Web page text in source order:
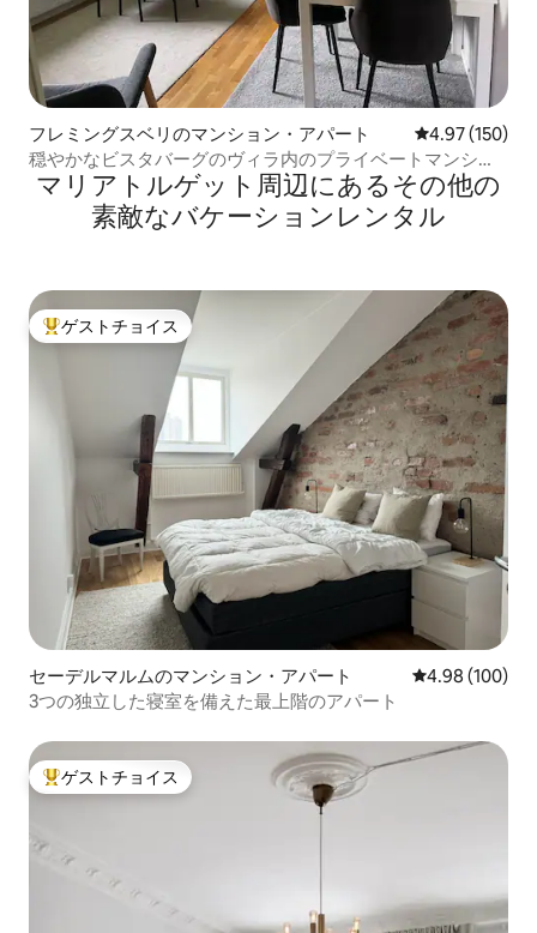
フレミングスベリのマンション・アパート レビュー150
4.97 (150)
穏やかなビスタバーグのヴィラ内のプライベートマンショ
ン
マリアトルゲット⁠周⁠辺⁠に⁠あ⁠るそ⁠の⁠他⁠の
素⁠敵⁠なバ⁠ケ⁠ー⁠シ⁠ョ⁠ン⁠レ⁠ン⁠タ⁠ル
大好評のゲストチョイスです。
ゲストチョイス
セーデルマルムのマンション・アパート レビュー100
4.98 (100)
3つの独立した寝室を備えた最上階のアパート
大好評のゲストチョイスです。
ゲストチョイス